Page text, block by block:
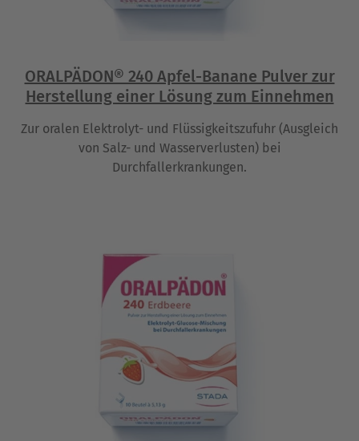
ORALPÄDON® 240 Apfel-Banane Pulver zur
Herstellung einer Lösung zum Einnehmen
Zur oralen Elektrolyt- und Flüssigkeitszufuhr (Ausgleich
von Salz- und Wasserverlusten) bei
Durchfallerkrankungen.